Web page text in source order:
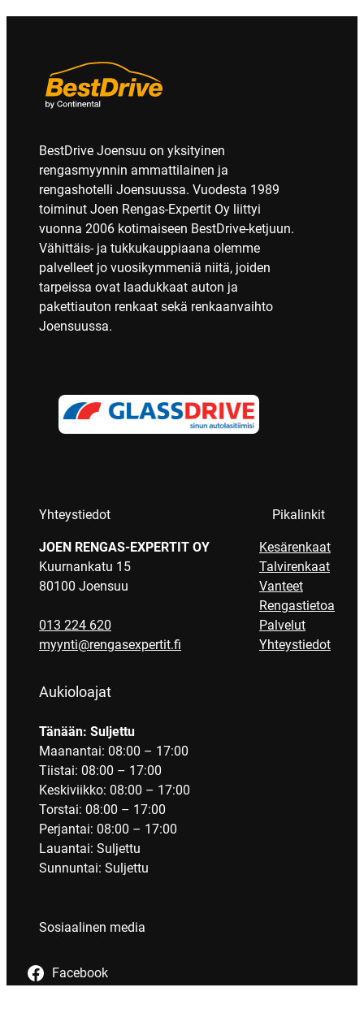
BestDrive Joensuu on yksityinen
rengasmyynnin ammattilainen ja
rengashotelli Joensuussa. Vuodesta 1989
toiminut Joen Rengas-Expertit Oy liittyi
vuonna 2006 kotimaiseen BestDrive-ketjuun.
Vähittäis- ja tukkukauppiaana olemme
palvelleet jo vuosikymmeniä niitä, joiden
tarpeissa ovat laadukkaat auton ja
pakettiauton renkaat sekä renkaanvaihto
Joensuussa.
Yhteystiedot
JOEN RENGAS-EXPERTIT OY
Kuurnankatu 15
80100 Joensuu
013 224 620
myynti@rengasexpertit.fi
Aukioloajat
Tänään: Suljettu
Maanantai: 08:00 – 17:00
Tiistai: 08:00 – 17:00
Keskiviikko: 08:00 – 17:00
Torstai: 08:00 – 17:00
Perjantai: 08:00 – 17:00
Lauantai: Suljettu
Sunnuntai: Suljettu
Pikalinkit
Kesärenkaat
Talvirenkaat
Vanteet
Rengastietoa
Palvelut
Yhteystiedot
Sosiaalinen media
Facebook